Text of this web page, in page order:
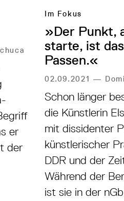
er
der
Im Fokus
»Der Punkt,
starte, ist
Passen.«
02.09.2021 —
Schon länger
die Künstlerin
mit dissidenter
künstlerischer
DDR und der
Während der
ist sie in der